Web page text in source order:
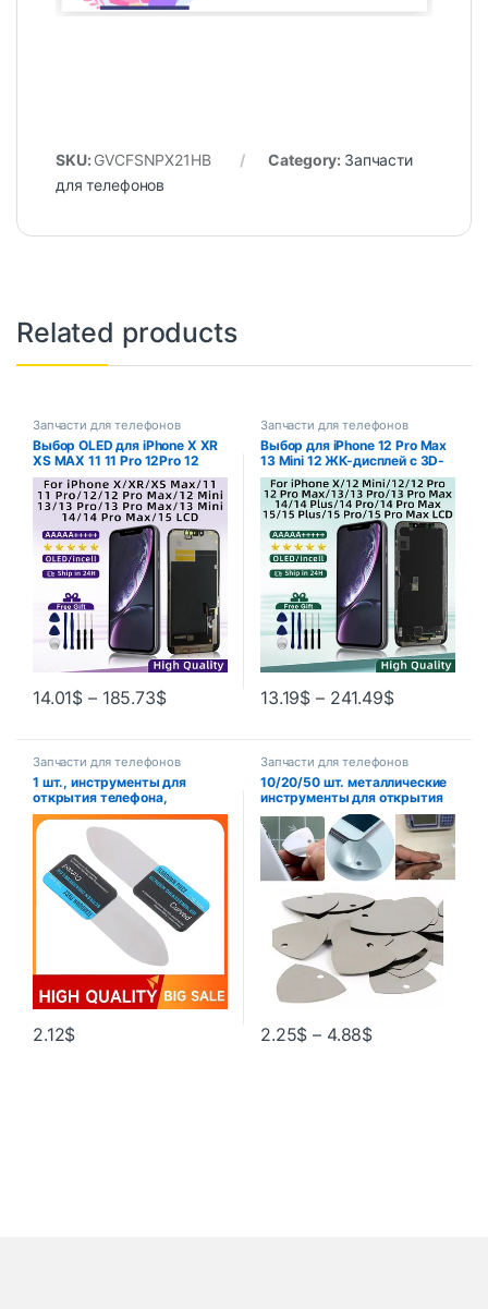
SKU: GVCFSNPX21HB Category: Запчасти
для телефонов
Related products
Запчасти для телефонов
Выбор OLED для iPhone X XR
XS MAX 11 11 Pro 12Pro 12
Дигитайзер ЖК-дисплея для
iPhone 12 Mini 13 14 Pro Max
15 Incell
14.01$ – 185.73$
Запчасти для телефонов
Выбор для iPhone 12 Pro Max
13 Mini 12 ЖК-дисплей с 3D-
дигитайзером сенсорного
экрана для iPhone 14 plus 14
Pro Max 15 Plus Дисплей X XR
13.19$ – 241.49$
Запчасти для телефонов
1 шт., инструменты для
открытия телефона,
ультратонкий гибкий
инструмент для разборки,
тонкий гибкий инструмент
для разборки мобильного
телефона
2.12$
Запчасти для телефонов
10/20/50 шт. металлические
инструменты для открытия
телефона, металлические
медиаторы для гитары,
открывалка для iPhone iPad,
планшетного ПК, набор
инструментов для разборки и
2.25$ – 4.88$